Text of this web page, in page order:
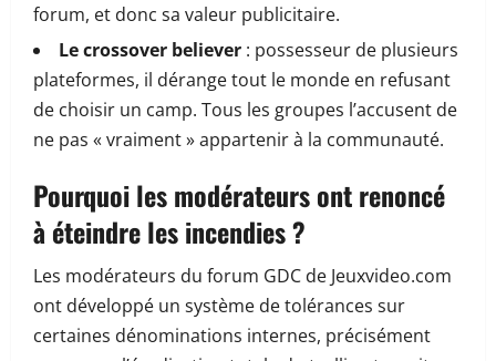
forum, et donc sa valeur publicitaire.
Le crossover believer : possesseur de plusieurs
plateformes, il dérange tout le monde en refusant
de choisir un camp. Tous les groupes l’accusent de
ne pas « vraiment » appartenir à la communauté.
Pourquoi les modérateurs ont renoncé
à éteindre les incendies ?
Les modérateurs du forum GDC de Jeuxvideo.com
ont développé un système de tolérances sur
certaines dénominations internes, précisément